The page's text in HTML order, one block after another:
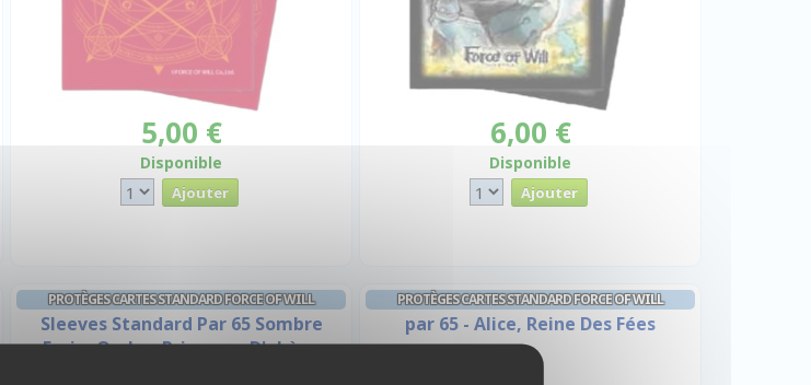
5,00 €
Disponible
6,00 €
Disponible
PROTÈGES CARTES STANDARD FORCE OF WILL
Sleeves Standard Par 65 Sombre
Faria, Ombre Princesse D'ebène
PROTÈGES CARTES STANDARD FORCE OF WILL
par 65 - Alice, Reine Des Fées